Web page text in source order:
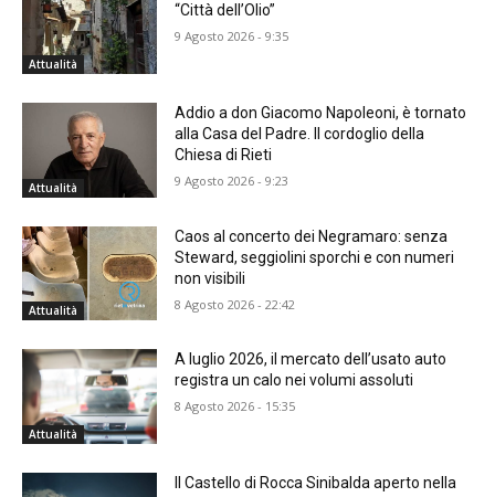
Attualità
“Città dell’Olio”
9 Agosto 2026 - 9:35
Attualità
Addio a don Giacomo Napoleoni, è tornato
alla Casa del Padre. Il cordoglio della
Chiesa di Rieti
9 Agosto 2026 - 9:23
Attualità
Caos al concerto dei Negramaro: senza
Steward, seggiolini sporchi e con numeri
non visibili
8 Agosto 2026 - 22:42
Attualità
A luglio 2026, il mercato dell’usato auto
registra un calo nei volumi assoluti
8 Agosto 2026 - 15:35
Il Castello di Rocca Sinibalda aperto nella